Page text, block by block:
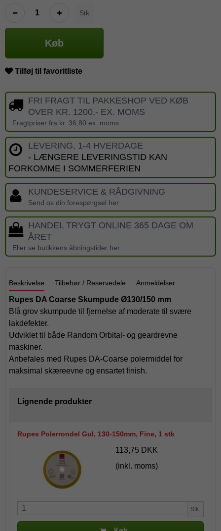
Stk.
Køb
Tilføj til favoritliste
FRI FRAGT TIL PAKKESHOP VED KØB
OVER KR. 1200,- EX. MOMS
Fragtpriser fra kr. 36,80 ex. moms
LEVERING, 1-4 HVERDAGE
- LÆNGERE LEVERINGSTID KAN
FORKOMME I SOMMERFERIEN
KUNDESERVICE & RÅDGIVNING
Send os din forespørgsel her
HANDEL TRYGT ONLINE 365 DAGE OM
ÅRET
Eller se butikkens åbningstider her
Beskrivelse Tilbehør / Reservedele Anmeldelser
Rupes DA Coarse Skumpude Ø130/150 mm
Blå grov skumpude til fjernelse af moderate til svære
lakdefekter.
Udviklet til både Random Orbital- og geardrevne
maskiner.
Anbefales med Rupes DA-Coarse polermiddel for
maksimal skæreevne og ensartet finish.
Lignende produkter
Rupes Polerrondel Gul, 130-150mm, Fine, 1 stk
113,75 DKK
(inkl. moms)
Stk.